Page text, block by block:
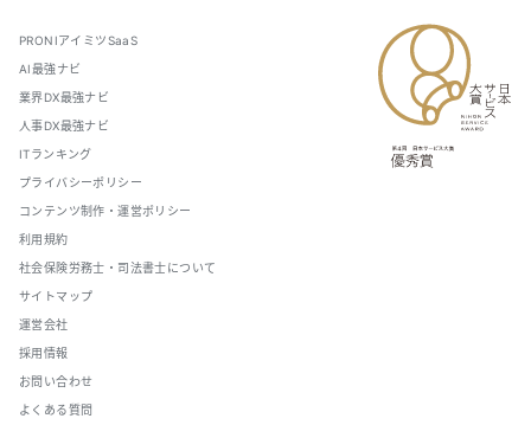
PRONIアイミツSaaS
AI最強ナビ
業界DX最強ナビ
人事DX最強ナビ
ITランキング
プライバシーポリシー
コンテンツ制作・運営ポリシー
利用規約
社会保険労務士・司法書士について
サイトマップ
運営会社
採用情報
お問い合わせ
よくある質問